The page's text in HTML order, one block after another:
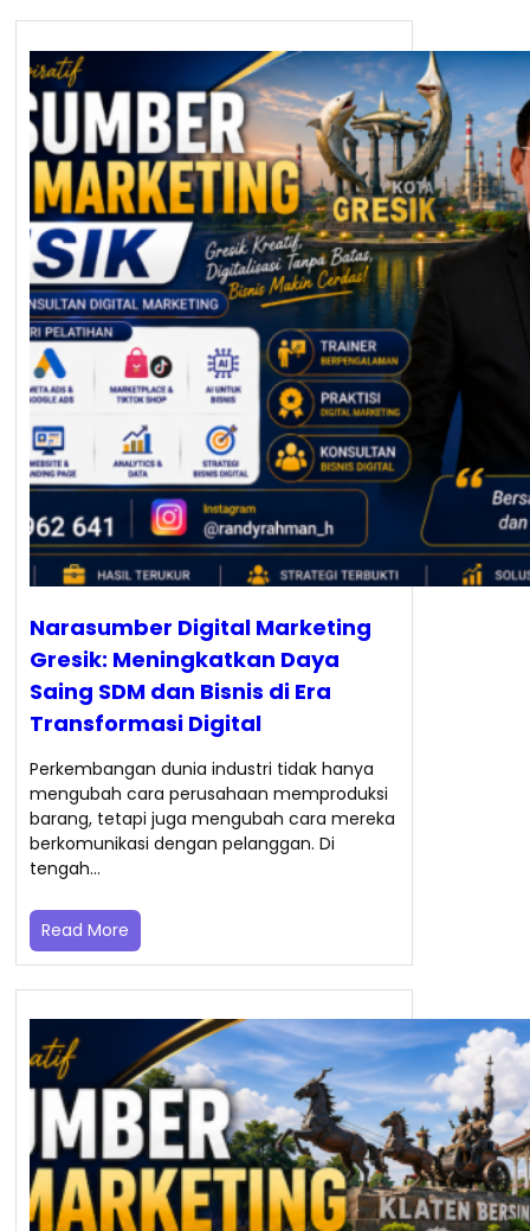
Narasumber Digital Marketing
Gresik: Meningkatkan Daya
Saing SDM dan Bisnis di Era
Transformasi Digital
Perkembangan dunia industri tidak hanya
mengubah cara perusahaan memproduksi
barang, tetapi juga mengubah cara mereka
berkomunikasi dengan pelanggan. Di
tengah…
Read More